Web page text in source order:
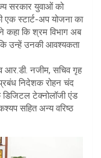
सरकार युवाओं को
स्टार्ट-अप योजना का
कहा कि श्रम विभाग अब
उन्हें उनकी आवश्यकता
आर.डी. नजीम, सचिव गृह
निदेशक रोहन चंद
टेक्नोलॉजी एंड
सहित अन्य वरिष्ठ